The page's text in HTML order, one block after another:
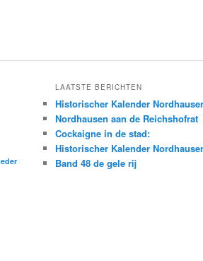
LAATSTE BERICHTEN
Historischer Kalender
Nordhausen aan de Reichshofrat
Cockaigne in de stad:
Historischer Kalender
Band 48 de gele rij